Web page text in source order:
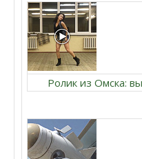
Ролик из Омска: